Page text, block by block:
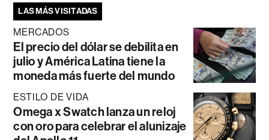
LAS MÁS VISITADAS
MERCADOS
El precio del dólar se debilita en
julio y América Latina tiene la
moneda más fuerte del mundo
ESTILO DE VIDA
Omega x Swatch lanza un reloj
con oro para celebrar el alunizaje